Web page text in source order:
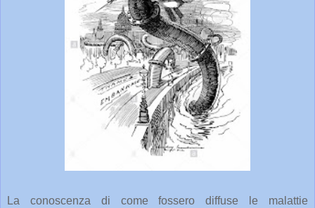
La conoscenza di come fossero diffuse le malattie